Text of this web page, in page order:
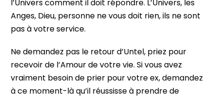
l’Univers comment il doit répondre. L’Univers, les
Anges, Dieu, personne ne vous doit rien, ils ne sont
pas à votre service.
Ne demandez pas le retour d’Untel, priez pour
recevoir de l’Amour de votre vie. Si vous avez
vraiment besoin de prier pour votre ex, demandez
à ce moment-là qu’il réussisse à prendre de